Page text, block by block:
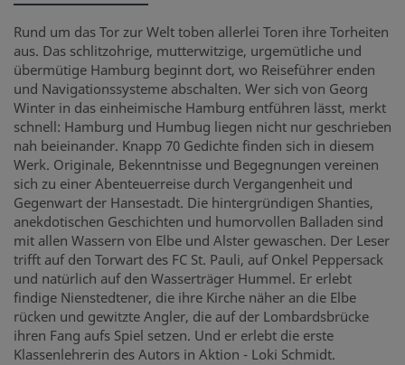
Rund um das Tor zur Welt toben allerlei Toren ihre Torheiten
aus. Das schlitzohrige, mutterwitzige, urgemütliche und
übermütige Hamburg beginnt dort, wo Reiseführer enden
und Navigationssysteme abschalten. Wer sich von Georg
Winter in das einheimische Hamburg entführen lässt, merkt
schnell: Hamburg und Humbug liegen nicht nur geschrieben
nah beieinander. Knapp 70 Gedichte finden sich in diesem
Werk. Originale, Bekenntnisse und Begegnungen vereinen
sich zu einer Abenteuerreise durch Vergangenheit und
Gegenwart der Hansestadt. Die hintergründigen Shanties,
anekdotischen Geschichten und humorvollen Balladen sind
mit allen Wassern von Elbe und Alster gewaschen. Der Leser
trifft auf den Torwart des FC St. Pauli, auf Onkel Peppersack
und natürlich auf den Wasserträger Hummel. Er erlebt
findige Nienstedtener, die ihre Kirche näher an die Elbe
rücken und gewitzte Angler, die auf der Lombardsbrücke
ihren Fang aufs Spiel setzen. Und er erlebt die erste
Klassenlehrerin des Autors in Aktion - Loki Schmidt.